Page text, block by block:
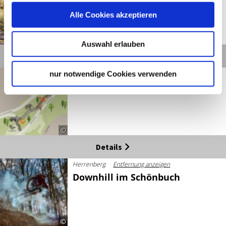
Alle Cookies akzeptieren
Auswahl erlauben
nur notwendige Cookies verwenden
Details
©
Herrenberg Entfernung anzeigen
Der Erlebnispfad Tiere
Details
©
Herrenberg Entfernung anzeigen
Downhill im Schönbuch